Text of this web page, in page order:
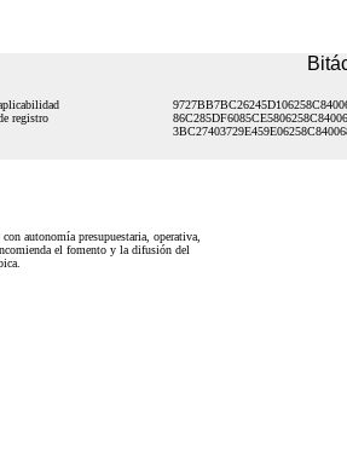
registro
autonomía presupuestaria, operativa,
el fomento y la difusión del